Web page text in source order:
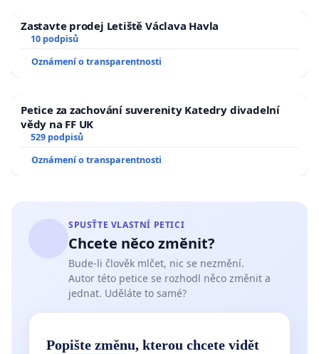
Zastavte prodej Letiště Václava Havla
10 podpisů
Oznámení o transparentnosti
Petice za zachování suverenity Katedry divadelní
vědy na FF UK
529 podpisů
Oznámení o transparentnosti
SPUSŤTE VLASTNÍ PETICI
Chcete něco změnit?
Bude-li člověk mlčet, nic se nezmění.
Autor této petice se rozhodl něco změnit a
jednat. Uděláte to samé?
Popište změnu, kterou chcete vidět